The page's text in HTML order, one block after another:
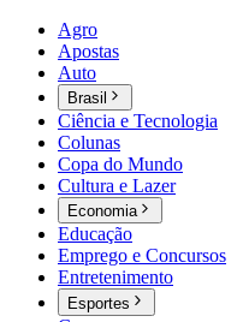
Agro
Apostas
Auto
Brasil
Ciência e Tecnologia
Colunas
Copa do Mundo
Cultura e Lazer
Economia
Educação
Emprego e Concursos
Entretenimento
Esportes